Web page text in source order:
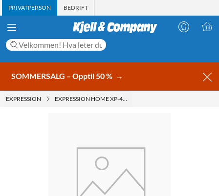
PRIVATPERSON BEDRIFT
SOMMERSALG – Opptil 50 % →
EXPRESSION EXPRESSION HOME XP-442